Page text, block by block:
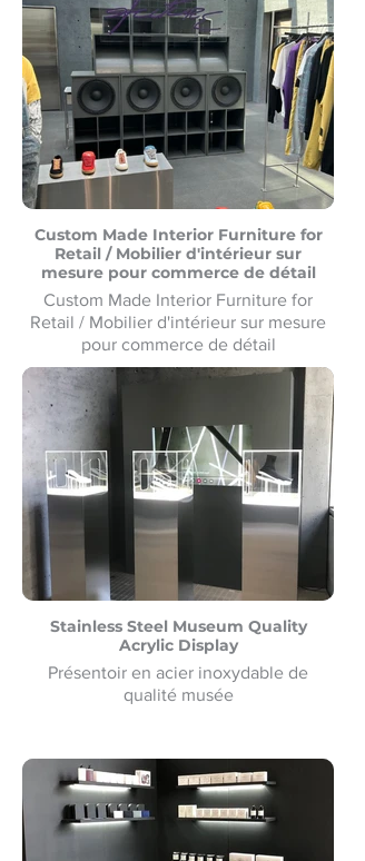
Custom Made Interior Furniture for
Retail / Mobilier d'intérieur sur
mesure pour commerce de détail
Custom Made Interior Furniture for
Retail / Mobilier d'intérieur sur mesure
pour commerce de détail
Stainless Steel Museum Quality
Acrylic Display
Présentoir en acier inoxydable de
qualité musée